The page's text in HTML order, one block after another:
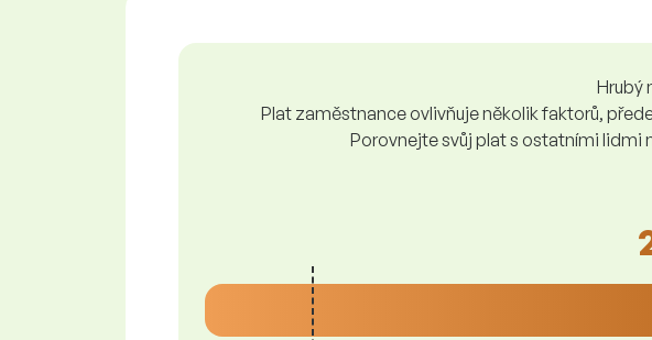
Hrubý
Plat zaměstnance ovlivňuje několik faktorů,
Porovnejte svůj plat s ostatními lidmi